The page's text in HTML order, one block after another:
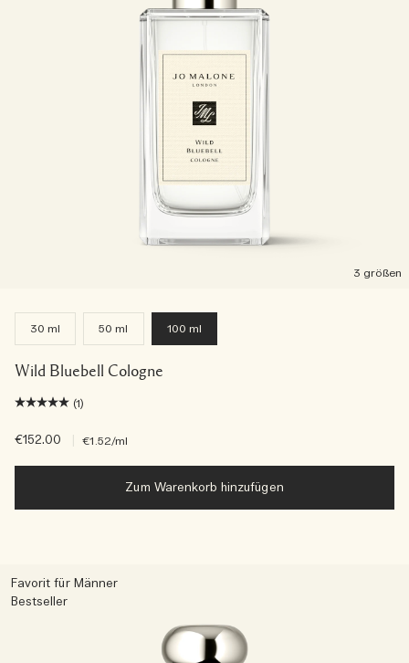
3 größen
30 ml 50 ml 100 ml
Wild Bluebell Cologne
(1)
€152.00 €1.52/ml
Zum Warenkorb hinzufügen
Favorit für Männer
Bestseller